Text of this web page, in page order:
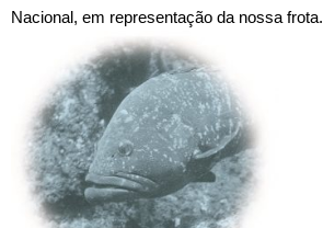
Nacional, em representação da nossa frota.